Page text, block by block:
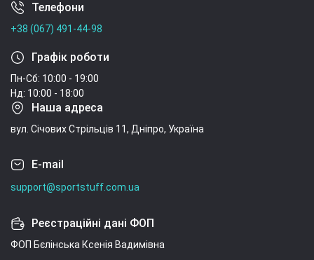
Умови угоди
Телефони
+38 (067) 491-44-98
Графік роботи
Пн-Сб: 10:00 - 19:00
Нд: 10:00 - 18:00
Наша адреса
вул. Січових Стрільців 11, Дніпро, Україна
E-mail
support@sportstuff.com.ua
Реєстраційні дані ФОП
ФОП Бєлінська Ксенія Вадимівна